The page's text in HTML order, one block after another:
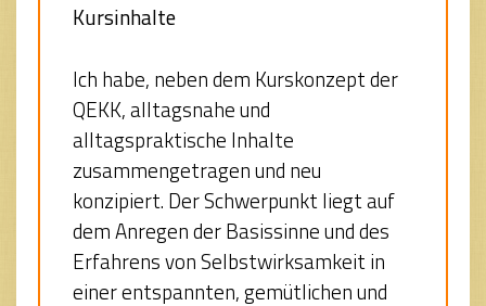
Kursinhalte
Ich habe, neben dem Kurskonzept der
QEKK, alltagsnahe und
alltagspraktische Inhalte
zusammengetragen und neu
konzipiert. Der Schwerpunkt liegt auf
dem Anregen der Basissinne und des
Erfahrens von Selbstwirksamkeit in
einer entspannten, gemütlichen und